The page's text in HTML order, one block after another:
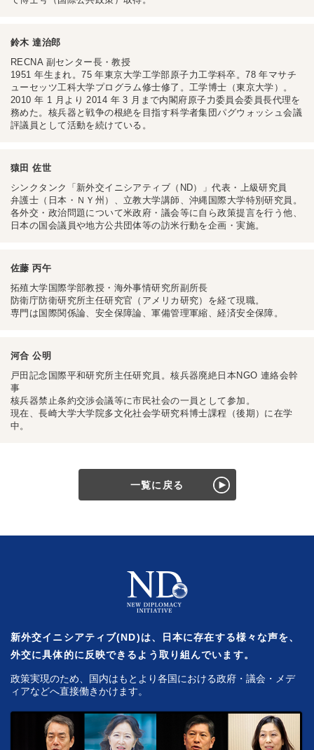
鈴木 達治郎
RECNA 副センター長・教授
1951 年生まれ。75 年東京大学工学部原子力工学科卒。78 年マサチ
ューセッツ工科大学プログラム修士修了。工学博士（東京大学）。
2010 年 1 月より 2014 年 3 月まで内閣府原子力委員会委員長代理を
務めた。核兵器と戦争の根絶を目指す科学者集団パグウォッシュ会議
評議員として活動を続けている。
猿田 佐世
シンクタンク「新外交イニシアティブ（ND）」代表・上級研究員
弁護士（日本・ＮＹ州）、立教大学講師、沖縄国際大学特別研究員。
各外交・政治問題について米政府・議会等に自ら政策提言を行う他、
日本の国会議員や地方公共団体等の訪米行動を企画・実施。
佐藤 丙午
拓殖大学国際学部教授・海外事情研究所副所長
防衛庁防衛研究所主任研究官（アメリカ研究）を経て現職。
専門は国際関係論、安全保障論、軍備管理軍縮、経済安全保障。
河合 公明
戸田記念国際平和研究所主任研究員。核兵器廃絶日本NGO 連絡会幹
事
核兵器禁止条約交渉会議等に市民社会の一員として参加。
現在、長崎大学大学院多文化社会学研究科博士課程（後期）に在学
中。
一覧に戻る
新外交イニシアティブ(ND)は、日本に存在する様々な声を、
外交に具体的に反映できるよう取り組んでいます。
政策実現のため、国内はもとより各国における政府・議会・メデ
ィアなどへ直接働きかけます。